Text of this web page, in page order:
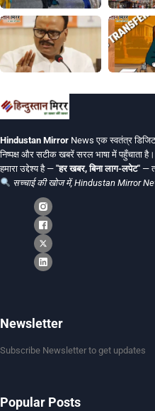
Hindustan Mirror News एक स्वतंत्र
निष्पक्ष और सटीक खबरें सरल भाषा में पहुँचाता है।
हमारा उद्देश्य है — "हर खबर, बिना लाग-लपेट" —
सच्चाई की खोज में, Hindustan Mirror
Newsletter
Subscribe Newsletter to get updates
Popular Posts